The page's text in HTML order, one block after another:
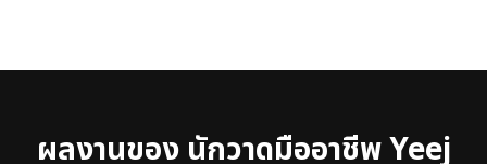
ผลงานของ นักวาดมืออาชีพ Yeej